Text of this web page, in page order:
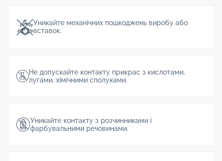
Уникайте механічних пошкоджень виробу або
вставок.
Не допускайте контакту прикрас з кислотами,
лугами, хімічними сполуками.
Уникайте контакту з розчинниками і
фарбувальними речовинами.